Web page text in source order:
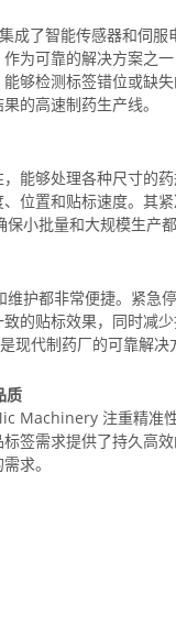
成了智能传感器和伺
为可靠的解决方案之
够检测标签错位或缺
的高速制药生产线。
能够处理各种尺寸的
位置和贴标速度。其
小批量和大规模生产
护都非常便捷。紧急
的贴标效果，同时减
现代制药厂的可靠解决
质
Machinery 注重精准
签需求提供了持久高
求。